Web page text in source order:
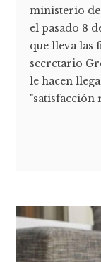
ministerio de
el pasado 8
que lleva las
secretario
le hacen
"satisfacción